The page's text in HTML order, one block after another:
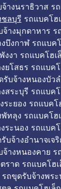
างนราธิวาส
ชลบุรี รถแบคโฮ
างมุกดาหาร
บึงกาฬ รถแบ
งงา รถแบคโฮ
ยโสธร รถแบค
บจ้างหนองบั
สระบุรี รถแบค
ระยอง รถแบค
ทลุง รถแบคโ
ระนอง รถแบค
บจ้างอำนาจเ
างหนองคาย
ราด รถแบคโฮ
ถขุดรับจ้างพร